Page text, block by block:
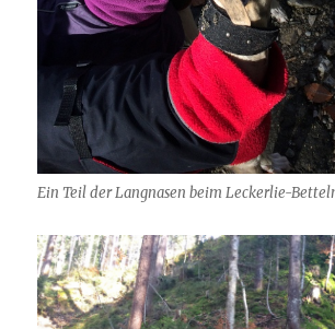
Ein Teil der Langnasen beim Leckerlie-